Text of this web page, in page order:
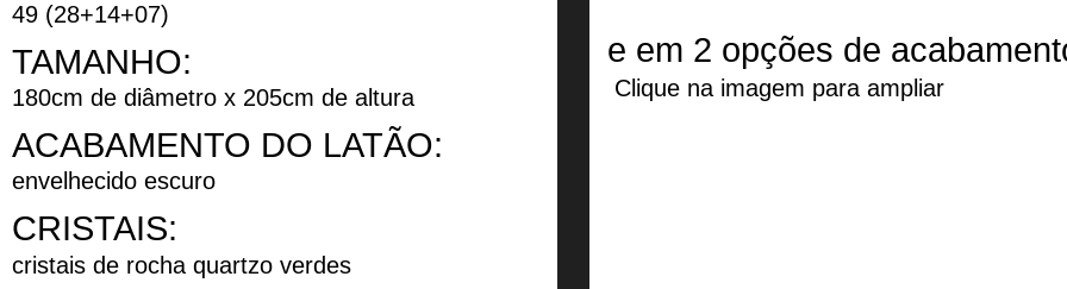
49 (28+14+07)
TAMANHO:
180cm de diâmetro x 205cm de altura
ACABAMENTO DO LATÃO:
envelhecido escuro
CRISTAIS:
cristais de rocha quartzo verdes
e em 2 opções de
Clique na imagem para ampliar